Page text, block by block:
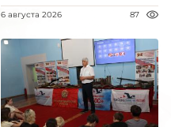
6 августа 2026 87